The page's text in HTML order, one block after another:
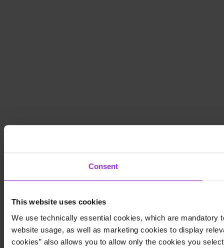
Consent
This website uses cookies
We use technically essential cookies, which are mandatory
website usage, as well as marketing cookies to display
cookies” also allows you to allow only the cookies you